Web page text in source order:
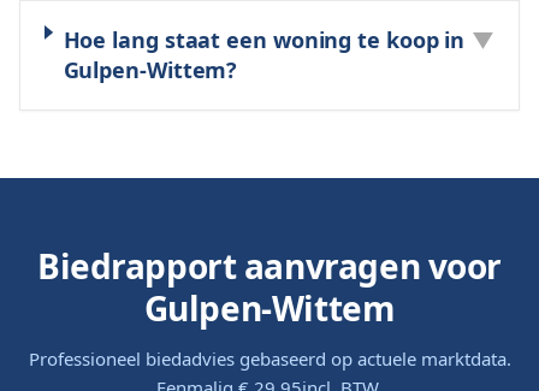
Hoe lang staat een woning te koop in
Gulpen-Wittem?
▼
Biedrapport aanvragen voor
Gulpen-Wittem
Professioneel biedadvies gebaseerd op actuele marktdata.